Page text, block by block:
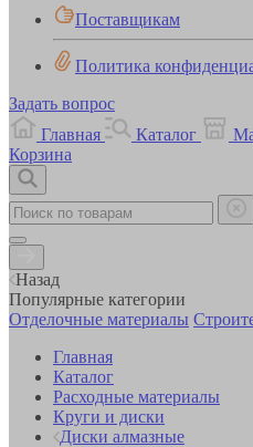
Поставщикам
Политика
Задать вопрос
Главная
Каталог
Корзина
Назад
Популярные категории
Отделочные материалы
Главная
Каталог
Расходные материалы
Круги и диски
Диски алмазные